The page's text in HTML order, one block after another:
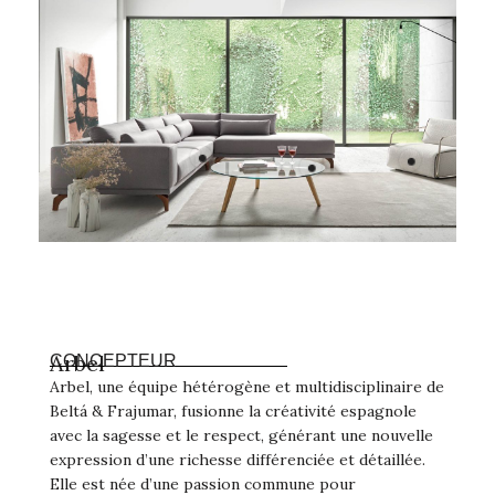
Arbel
CONCEPTEUR
Arbel, une équipe hétérogène et multidisciplinaire de
Beltá & Frajumar, fusionne la créativité espagnole
avec la sagesse et le respect, générant une nouvelle
expression d’une richesse différenciée et détaillée.
Elle est née d’une passion commune pour